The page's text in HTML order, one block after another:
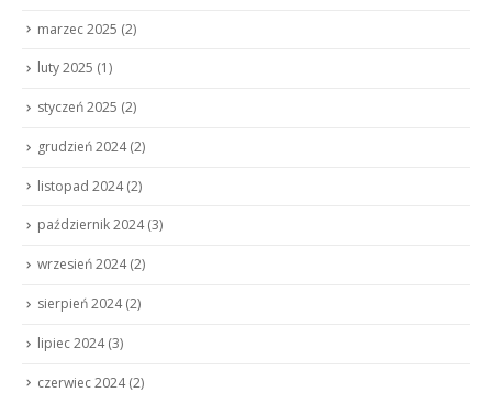
marzec 2025 (2)
luty 2025 (1)
styczeń 2025 (2)
grudzień 2024(2)
listopad 2024(2)
październik 2024(3)
wrzesień 2024(2)
sierpień 2024(2)
lipiec 2024(3)
czerwiec 2024(2)